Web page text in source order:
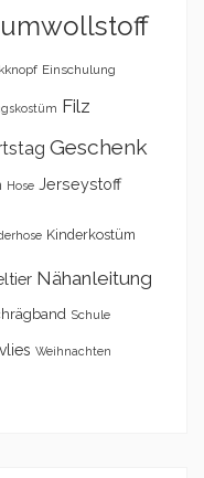
Einschulung
Filz
Geschenk
Hose Jerseystoff
Kinderkostüm
Nähanleitung
Schule
Weihnachten